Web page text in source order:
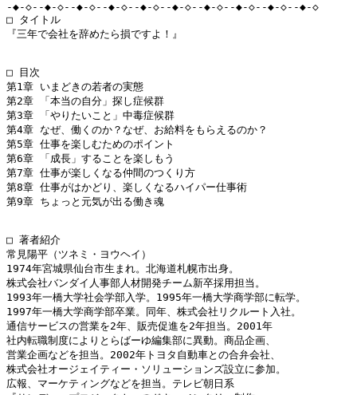
-◆-◇--◆-◇--◆-◇--◆-◇--◆-◇--◆-◇--◆-◇--◆-◇--◆-◇--◆-◇
□ タイトル
『三年で会社を辞めたら損ですよ！』
□ 目次
第1章 いまどきの若者の実態
第2章 「本当の自分」探し症候群
第3章 「やりたいこと」中毒症候群
第4章 なぜ、働くのか？なぜ、お給料をもらえるのか？
第5章 仕事を楽しむためのポイント
第6章 「成長」することを楽しもう
第7章 仕事が楽しくなる仲間のつくり方
第8章 仕事がはかどり、楽しくなるハイパー仕事術
第9章 ちょっと元気が出る働き魂
□ 著者紹介
常見陽平（ツネミ・ヨウヘイ）
1974年宮城県仙台市生まれ。北海道札幌市出身。
株式会社バンダイ人事部人材開発チーム新卒採用担当。
1993年一橋大学社会学部入学。1995年一橋大学商学部に転学。
1997年一橋大学商学部卒業。同年、株式会社リクルート入社。
通信サービスの営業を2年、販売促進を2年担当。2001年
社内転職制度によりとらばーゆ編集部に異動。商品企画、
営業企画などを担当。2002年トヨタ自動車との合弁会社、
株式会社オージェイティー・ソリューションズ設立に参加。
広報、マーケティングなどを担当。テレビ朝日系